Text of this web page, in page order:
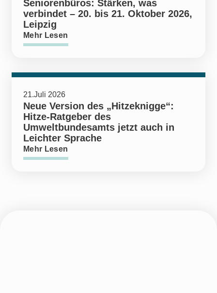
Seniorenbüros: Stärken, was
verbindet – 20. bis 21. Oktober 2026,
Leipzig
Mehr Lesen
21.Juli 2026
Neue Version des „Hitzeknigge“:
Hitze-Ratgeber des
Umweltbundesamts jetzt auch in
Leichter Sprache
Mehr Lesen